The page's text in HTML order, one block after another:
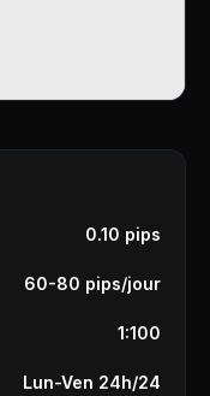
0.10 pips
60-80 pips/jour
1:100
Lun-Ven 24h/24